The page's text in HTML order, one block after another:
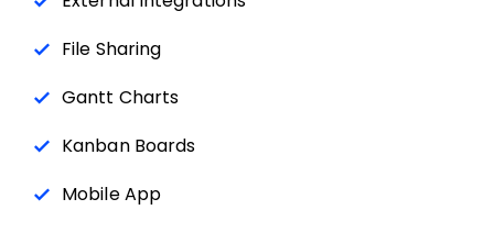
File Sharing
Gantt Charts
Kanban Boards
Mobile App